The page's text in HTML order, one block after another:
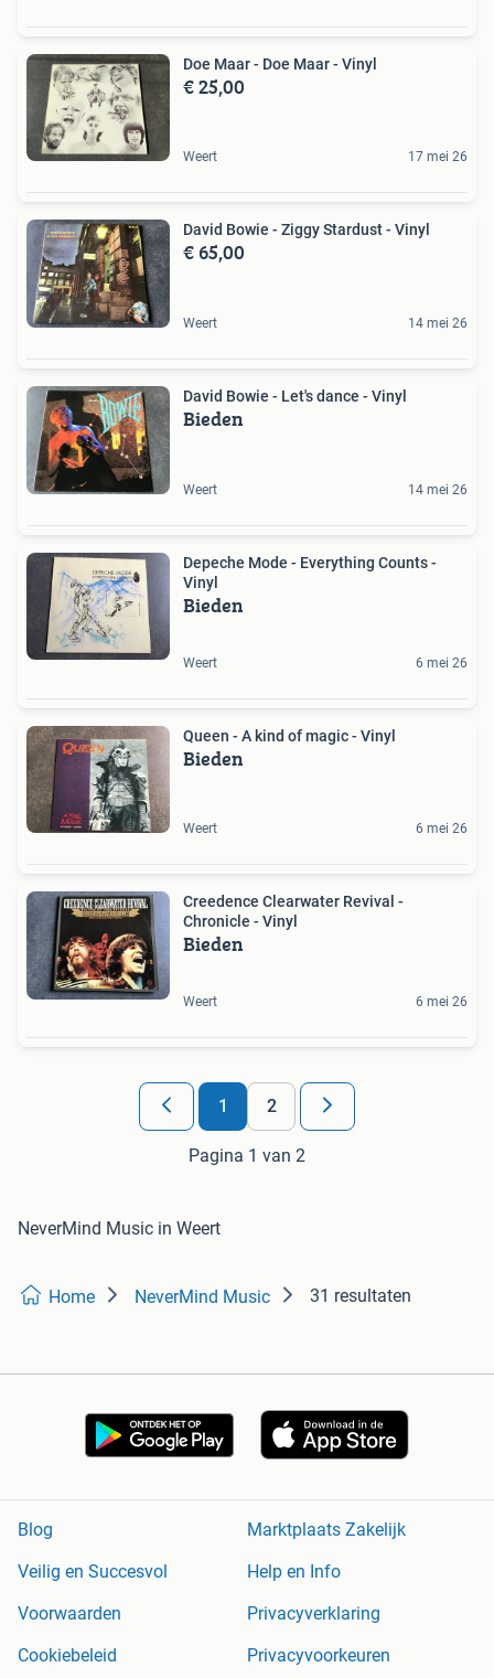
Doe Maar - Doe Maar - Vinyl
€ 25,00
Weert 17 mei 26
David Bowie - Ziggy Stardust - Vinyl
€ 65,00
Weert 14 mei 26
David Bowie - Let's dance - Vinyl
Bieden
Weert 14 mei 26
Depeche Mode - Everything Counts -
Vinyl
Bieden
Weert 6 mei 26
Queen - A kind of magic - Vinyl
Bieden
Weert 6 mei 26
Creedence Clearwater Revival -
Chronicle - Vinyl
Bieden
Weert 6 mei 26
1 2
Pagina 1 van 2
NeverMind Music in Weert
Home NeverMind Music 31 resultaten
Blog
Marktplaats Zakelijk
Veilig en Succesvol
Help en Info
Voorwaarden
Privacyverklaring
Cookiebeleid
Privacyvoorkeuren